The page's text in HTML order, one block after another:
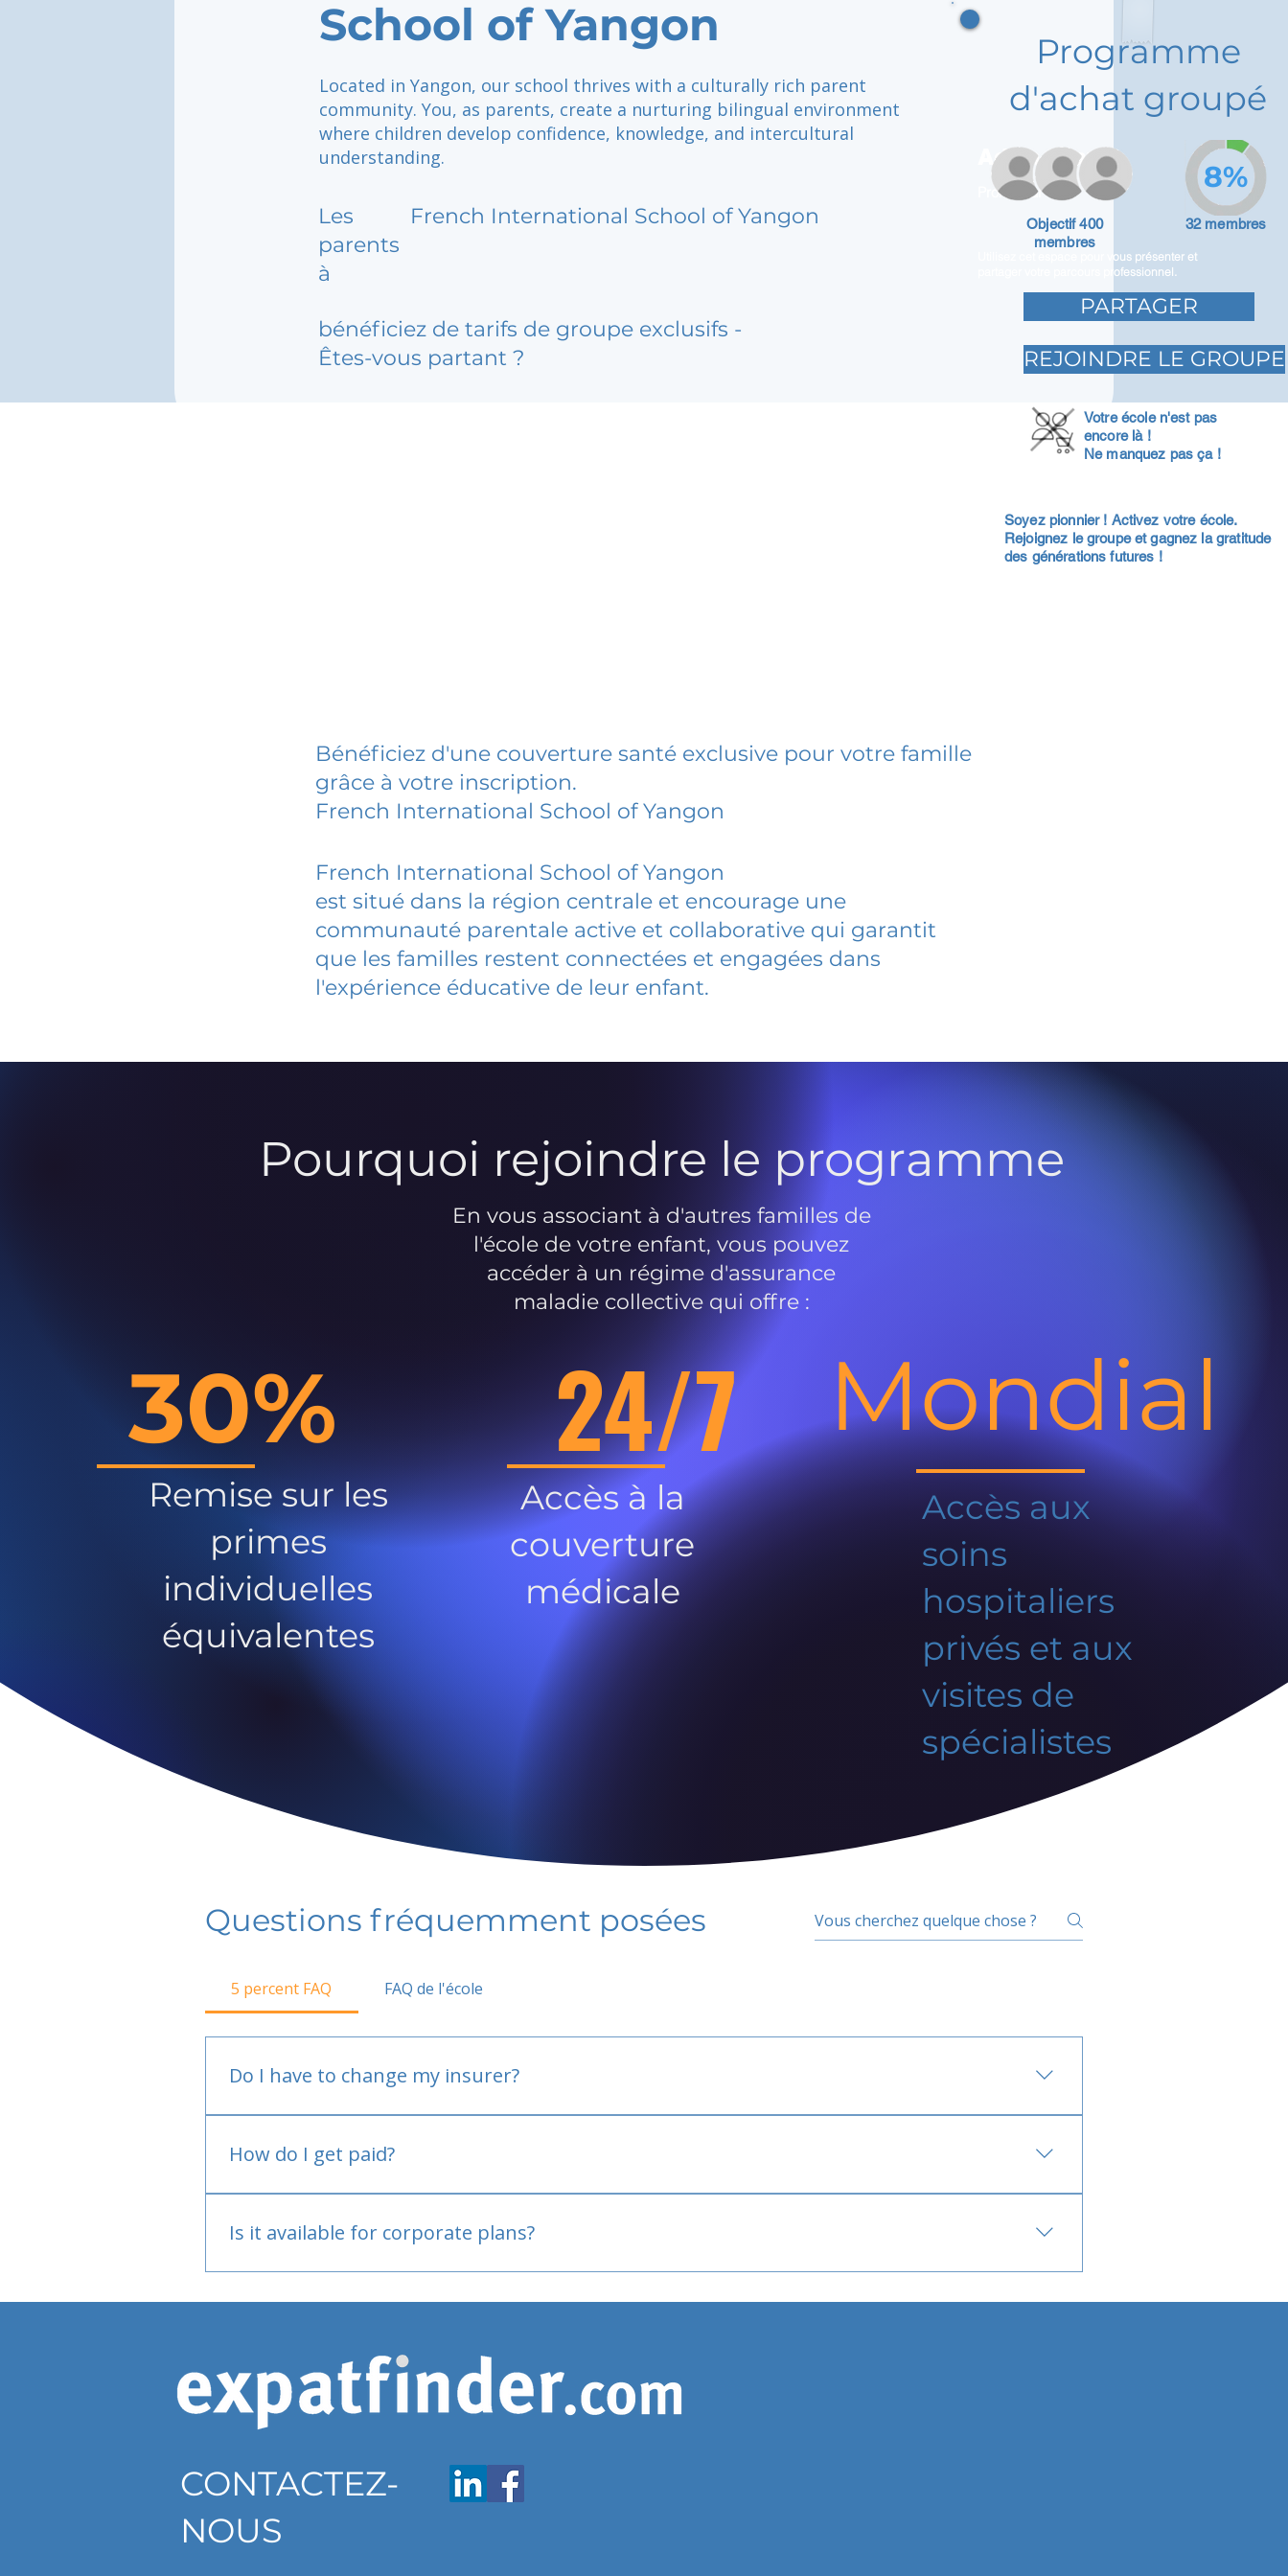
School of Yangon
Located in Yangon, our school thrives with a culturally rich parent
community. You, as parents, create a nurturing bilingual environment
where children develop confidence, knowledge, and intercultural
understanding.
Les
parents
à
French International School of Yangon
bénéficiez de tarifs de groupe exclusifs -
Êtes-vous partant ?
Adam Caar
Promoteur
Utilisez cet espace pour vous présenter et
partager votre parcours professionnel.
Programme
d'achat groupé
Objectif 400
membres
32 membres
8%
PARTAGER
REJOINDRE LE GROUPE
Votre école n'est pas
encore là !
Ne manquez pas ça !
Soyez pionnier ! Activez votre école.
Rejoignez le groupe et gagnez la gratitude
des générations futures !
Bénéficiez d'une couverture santé exclusive pour votre famille
grâce à votre inscription.
French International School of Yangon
French International School of Yangon
est situé dans la région centrale et encourage une
communauté parentale active et collaborative qui garantit
que les familles restent connectées et engagées dans
l'expérience éducative de leur enfant.
Pourquoi rejoindre le programme
En vous associant à d'autres familles de
l'école de votre enfant, vous pouvez
accéder à un régime d'assurance
maladie collective qui offre :
30%
Remise sur les
primes
individuelles
équivalentes
24/7
Accès à la
couverture
médicale
Mondial
Accès aux
soins
hospitaliers
privés et aux
visites de
spécialistes
Questions fréquemment posées
5 percent FAQ FAQ de l'école
Do I have to change my insurer?
How do I get paid?
Is it available for corporate plans?
CONTACTEZ-
NOUS